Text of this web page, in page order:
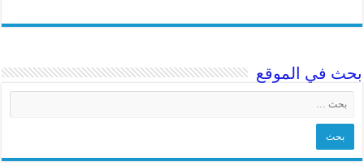
بحث في الموقع